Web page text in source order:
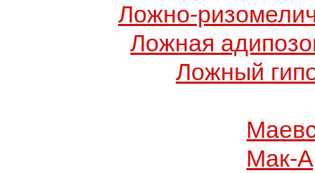
Ложно-
Ложная
Ложный
Мак-